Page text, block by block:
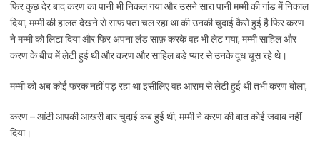
फिर कुछ देर बाद करण का पानी भी निकल गया और उसने सारा पानी मम्मी की गांड में निकाल
दिया, मम्मी की हालत देखने से साफ़ पता चल रहा था की उनकी चुदाई कैसे हुई है फिर करण
ने मम्मी को लिटा दिया और फिर अपना लंड साफ़ करके वह भी लेट गया, मम्मी साहिल और
करण के बीच में लेटी हुई थी और करण और साहिल बड़े प्यार से उनके दूध चूस रहे थे।
मम्मी को अब कोई फरक नहीं पड़ रहा था इसीलिए वह आराम से लेटी हुई थी तभी करण बोला,
करण – आंटी आपकी आखरी बार चुदाई कब हुई थी, मम्मी ने करण की बात कोई जवाब नहीं
दिया।